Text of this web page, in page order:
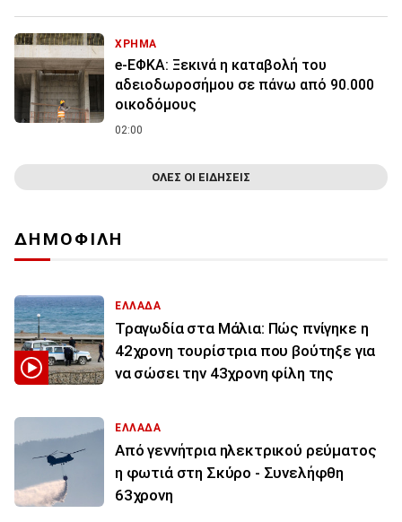
ΧΡΗΜΑ
e-ΕΦΚΑ: Ξεκινά η καταβολή του
αδειοδωροσήμου σε πάνω από 90.000
οικοδόμους
02:00
ΟΛΕΣ ΟΙ ΕΙΔΗΣΕΙΣ
ΔΗΜΟΦΙΛΗ
ΕΛΛΑΔΑ
Τραγωδία στα Μάλια: Πώς πνίγηκε η
42χρονη τουρίστρια που βούτηξε για
να σώσει την 43χρονη φίλη της
ΕΛΛΑΔΑ
Από γεννήτρια ηλεκτρικού ρεύματος
η φωτιά στη Σκύρο - Συνελήφθη
63χρονη